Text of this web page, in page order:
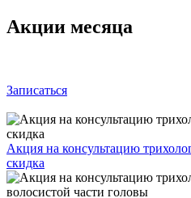
Акции месяца
Записаться
Акция на консультацию
скидка